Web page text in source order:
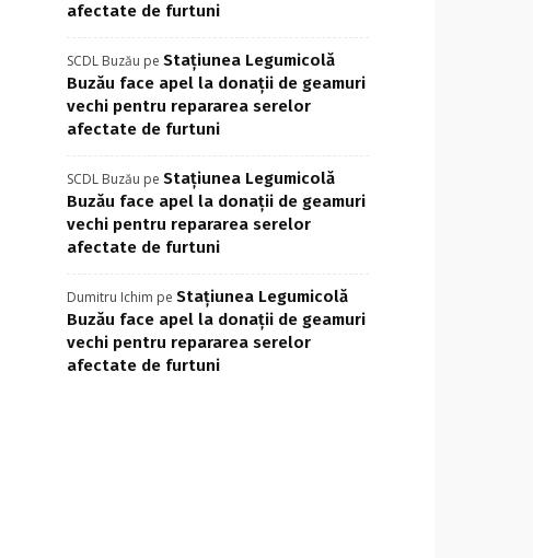
afectate de furtuni
SCDL Buzău pe Stațiunea Legumicolă
Buzău face apel la donații de geamuri
vechi pentru repararea serelor
afectate de furtuni
SCDL Buzău pe Stațiunea Legumicolă
Buzău face apel la donații de geamuri
vechi pentru repararea serelor
afectate de furtuni
Dumitru Ichim pe Stațiunea Legumicolă
Buzău face apel la donații de geamuri
vechi pentru repararea serelor
afectate de furtuni